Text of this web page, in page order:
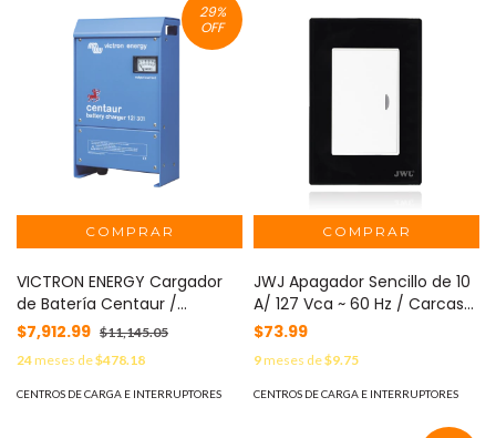
29%
OFF
VICTRON ENERGY Cargador
de Batería Centaur /
Tecnología de Alta
Frecuencia / Modelos 12-24
VDC / Carga 3 Etapas / 3
Salidas / Protección IP21
$7,912.99 $11,145.05
24meses de$478.18
CENTROS DE CARGA E INTERRUPTORES
JWJ Apagador Sencillo de 10
A/ 127 Vca ~ 60 Hz / Carcasa
Negra. MOD: JTL-F7601
$73.99
9meses de$9.75
CENTROS DE CARGA E INTERRUPTORES